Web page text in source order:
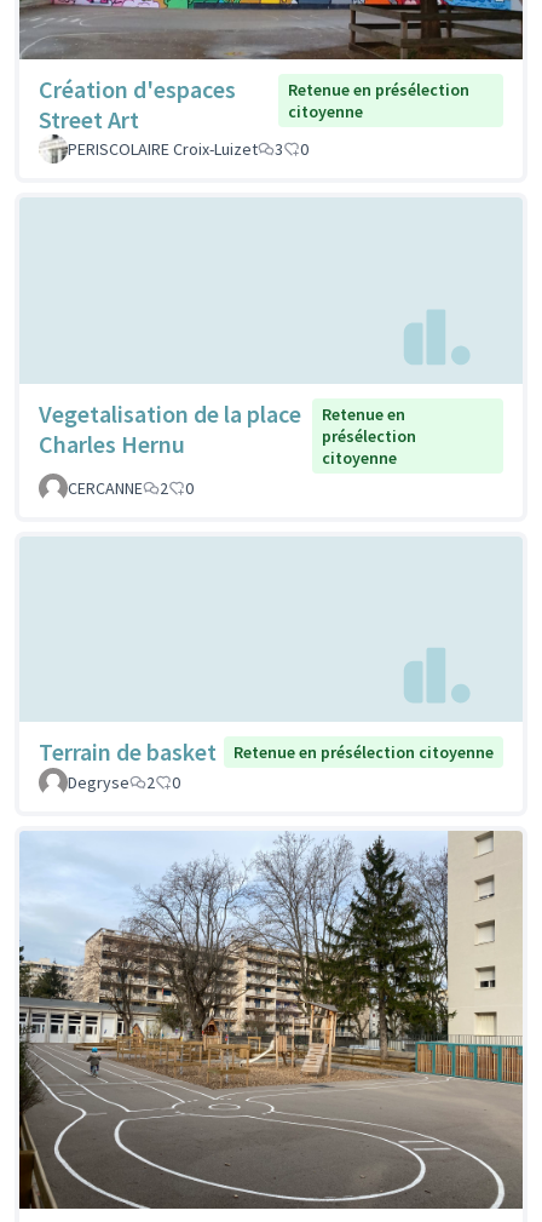
Création d'espaces
Street Art
Retenue en présélection
citoyenne
PERISCOLAIRE Croix-Luizet
3 0
Vegetalisation de la place
Charles Hernu
Retenue en
présélection
citoyenne
CERCANNE
2 0
Terrain de basket
Retenue en présélection citoyenne
Degryse
2 0